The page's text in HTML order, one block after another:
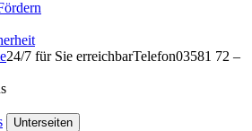
24/7 für Sie erreichbarTelefon03581 72 –
Unterseiten